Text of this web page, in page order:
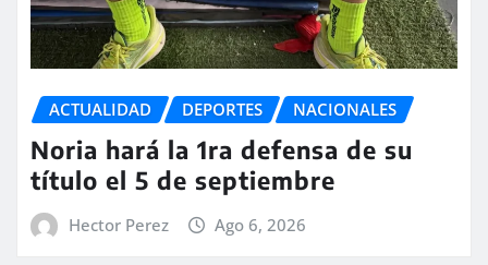
ACTUALIDAD DEPORTES NACIONALES
Noria hará la 1ra defensa de su
título el 5 de septiembre
Hector Perez Ago 6, 2026